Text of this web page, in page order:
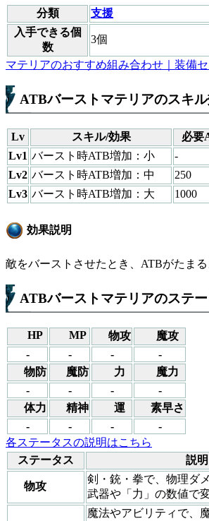
分類
支援
入手できる個
数
3個
マテリアのおすすめ組み合わせ｜装備セ
ATBバーストマテリアのスキ
Lv スキル/効果
必要
Lv1 バースト時ATB増加：小
-
Lv2 バースト時ATB増加：中
250
Lv3 バースト時ATB増加：大 1000
効果説明
敵をバーストさせたとき、ATBがたまる
ATBバーストマテリアのステ
HP MP 物攻
魔攻
-
- -
-
物防
魔防 力
魔力
-
- -
-
体力
精神 運
素早さ
-
- -
-
各ステータスの説明はこちら
ステータス
説明
物攻
剣・銃・拳で、物理ダ
武器や「力」の数値で
魔法やアビリティで、